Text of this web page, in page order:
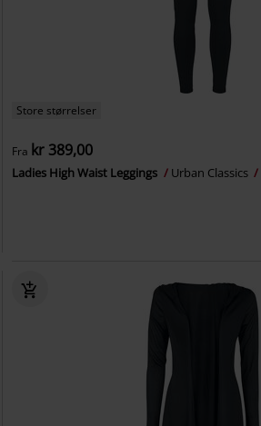
Store størrelser
Fra kr 389,00
Ladies High Waist Leggings Urban Classics